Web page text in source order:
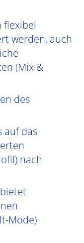
flexibel
werden, auch
(Mix &
des
auf das
nach
Mode)